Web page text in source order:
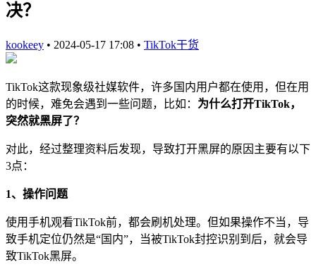
决？
kookeey • 2024-05-17 17:08 • TikTok干货
TikTok这款现象级社媒软件，许多国内用户都在使用，但在用
的时候，难免会遇到一些问题，比如： 为什么打开TikTok，
突然就黑屏了？
对此，经过整理资料后发现，导致打开黑屏的原因主要有以下
3点：
1、操作问题
使用手机观看TikTok前，都会刷机处理。但如果操作不当，导
致手机定位仍然是“国内”，当被TikTok封控识别到后，就会导
致TikTok黑屏。